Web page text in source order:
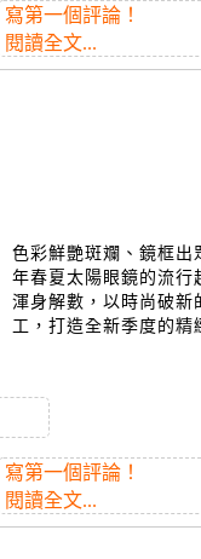
寫第一個評論！
閱讀全文...
色彩鮮艷斑斕、鏡框出
年春夏太陽眼鏡的流行
渾身解數，以時尚破新
工，打造全新季度的精
寫第一個評論！
閱讀全文...